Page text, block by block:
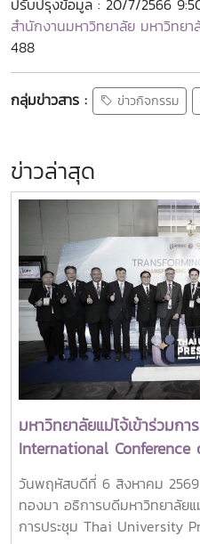
ปรับปรุงข้อมูล : 20/7/2566
สำนักงานมหาวิทยาลัย มหาวิทยา
488
กลุ่มข่าวสาร : ข่าวกิจกรรม
ข่าวล่าสุด
มหาวิทยาลัยแม่โจ้เข้าร่วมก
International Conference
(ThaiCER) 2026
วันพฤหัสบดีที่ 6 สิงหาคม 2569
ทองมา อธิการบดีมหาวิทยาลัยแ
การประชุม Thai University